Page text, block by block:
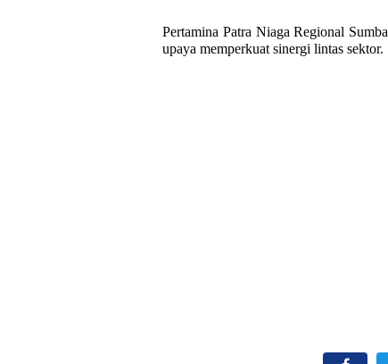
Pertamina Patra Niaga Regional
upaya memperkuat sinergi lintas sektor.